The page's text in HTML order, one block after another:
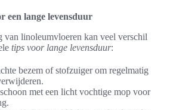
een lange levensduur
van linoleumvloeren kan veel verschil
tips voor lange levensduur:
bezem of stofzuiger om regelmatig
met een licht vochtige mop voor